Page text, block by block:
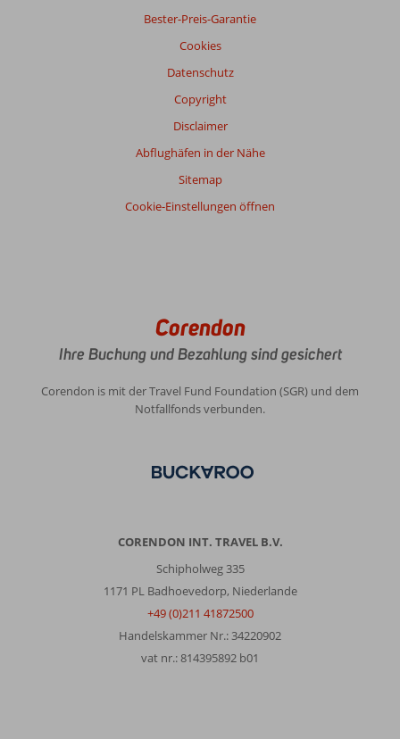
Bester-Preis-Garantie
Cookies
Datenschutz
Copyright
Disclaimer
Abflughäfen in der Nähe
Sitemap
Cookie-Einstellungen öffnen
Corendon
Ihre Buchung und Bezahlung sind gesichert
Corendon is mit der Travel Fund Foundation (SGR) und dem
Notfallfonds verbunden.
CORENDON INT. TRAVEL B.V.
Schipholweg 335
1171 PL Badhoevedorp, Niederlande
+49 (0)211 41872500
Handelskammer Nr.: 34220902
vat nr.: 814395892 b01